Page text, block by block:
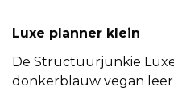
Luxe planner klein
De Structuurjunkie
donkerblauw vegan